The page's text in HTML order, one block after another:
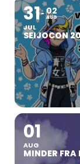
31
JUL
02
AUG
SEIJOCON
01
AUG
MINDER